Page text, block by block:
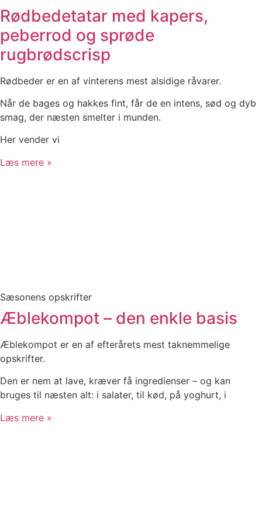
Rødbedetatar med kapers,
peberrod og sprøde
rugbrødscrisp
Rødbeder er en af vinterens mest alsidige råvarer.
Når de bages og hakkes fint, får de en intens, sød og dyb
smag, der næsten smelter i munden.
Her vender vi
Læs mere »
Sæsonens opskrifter
Æblekompot – den enkle basis
Æblekompot er en af efterårets mest taknemmelige
opskrifter.
Den er nem at lave, kræver få ingredienser – og kan
bruges til næsten alt: i salater, til kød, på yoghurt, i
Læs mere »